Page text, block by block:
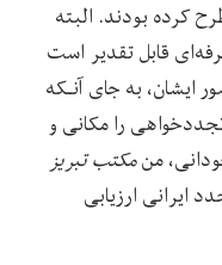
قاجار در دهه‌های ۱۳۴۰ و ۱۳۵۰ طرح کرده بودند. البته
قابل تقدیر است
ایشان، به جای‌ آنـکه
را مکانی و
منمکتب تبریز
ایرانی ارزیابی